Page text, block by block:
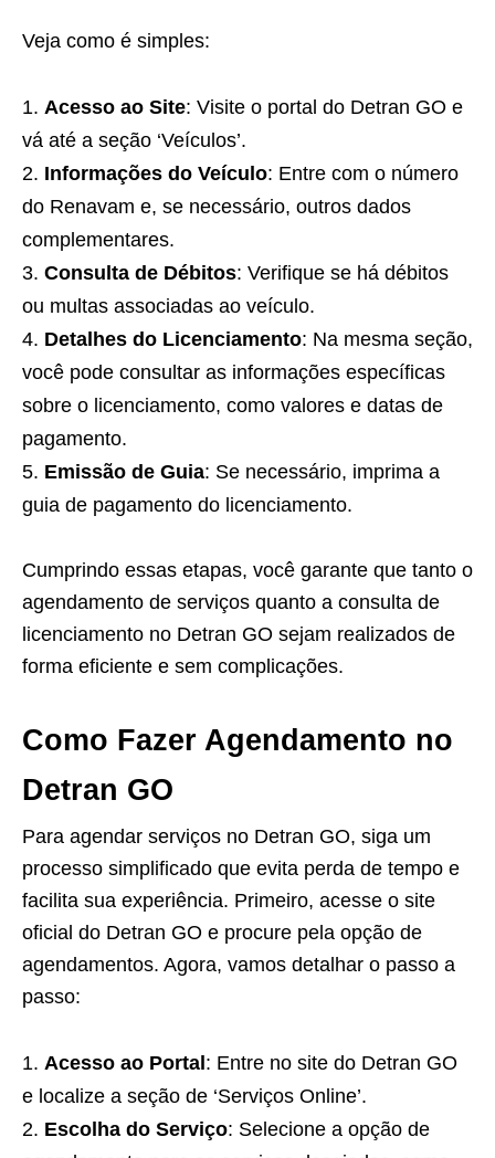
Veja como é simples:
Acesso ao Site: Visite o portal do Detran GO e
vá até a seção ‘Veículos’.
Informações do Veículo: Entre com o número
do Renavam e, se necessário, outros dados
complementares.
Consulta de Débitos: Verifique se há débitos
ou multas associadas ao veículo.
Detalhes do Licenciamento: Na mesma seção,
você pode consultar as informações específicas
sobre o licenciamento, como valores e datas de
pagamento.
Emissão de Guia: Se necessário, imprima a
guia de pagamento do licenciamento.
Cumprindo essas etapas, você garante que tanto o
agendamento de serviços quanto a consulta de
licenciamento no Detran GO sejam realizados de
forma eficiente e sem complicações.
Como Fazer Agendamento no
Detran GO
Para agendar serviços no Detran GO, siga um
processo simplificado que evita perda de tempo e
facilita sua experiência. Primeiro, acesse o site
oficial do Detran GO e procure pela opção de
agendamentos. Agora, vamos detalhar o passo a
passo:
Acesso ao Portal : Entre no site do Detran GO
e localize a seção de ‘Serviços Online’.
Escolha do Serviço: Selecione a opção de